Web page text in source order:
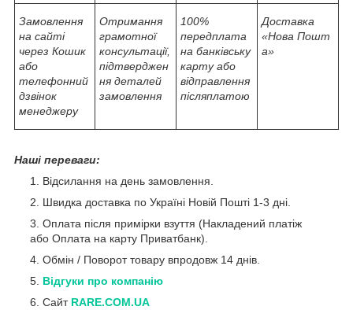
Замовлення
на сайті
через Кошик
або
телефонний
дзвінок
менеджеру
Отримання
грамотної
консультації,
підтверджен
ня деталей
замовлення
100%
передплата
на банківську
карту або
відправлення
післяплатою
Доставка
«Нова Пошт
а»
Наші переваги:
Відсилання на день замовлення.
Швидка доставка по Україні Новій Пошті 1-3 дні.
Оплата після примірки взуття (Накладений платіж
або Оплата на карту Приватбанк).
Обмін / Поворот товару впродовж 14 днів.
Відгуки про компанію
Сайт RARE.COM.UA